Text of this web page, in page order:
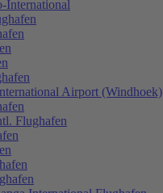
International
Airport (Windhoek)
Flughafen